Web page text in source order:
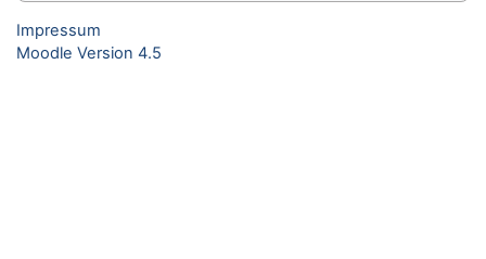
Impressum
Moodle Version 4.5